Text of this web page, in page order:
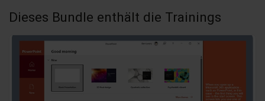
Dieses Bundle enthält die Trainings